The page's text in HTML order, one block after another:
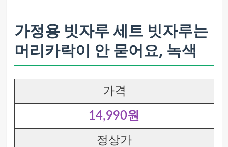
가정용 빗자루 세트 빗자루는
머리카락이 안 묻어요, 녹색
가격
14,990원
정상가